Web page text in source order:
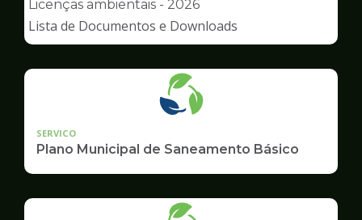
Meio
Licenças ambientais - 2026
Lista de Documentos e Downloads
SERVICO
Plano Municipal de Saneamento Básico